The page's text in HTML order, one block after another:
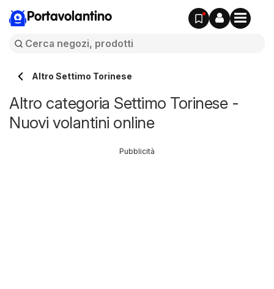
Portavolantino
Altro Settimo Torinese
Altro categoria Settimo Torinese -
Nuovi volantini online
Pubblicità